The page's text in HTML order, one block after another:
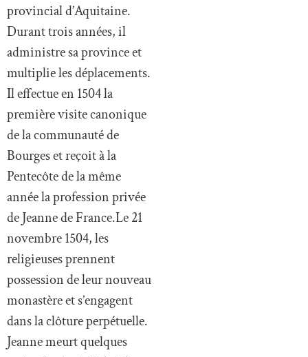
provincial d’Aquitaine.
Durant trois années, il
administre sa province et
multiplie les déplacements.
Il effectue en 1504 la
première visite canonique
de la communauté de
Bourges et reçoit à la
Pentecôte de la même
année la profession privée
de Jeanne de France.Le 21
novembre 1504, les
religieuses prennent
possession de leur nouveau
monastère et s’engagent
dans la clôture perpétuelle.
Jeanne meurt quelques